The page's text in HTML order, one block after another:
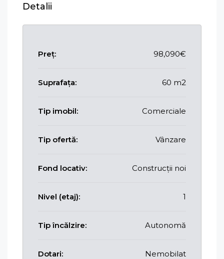
Detalii
Preț: 98,090€
Suprafața: 60 m2
Tip imobil: Comerciale
Tip ofertă: Vânzare
Fond locativ: Construcții noi
Nivel (etaj): 1
Tip încălzire: Autonomă
Dotari: Nemobilat